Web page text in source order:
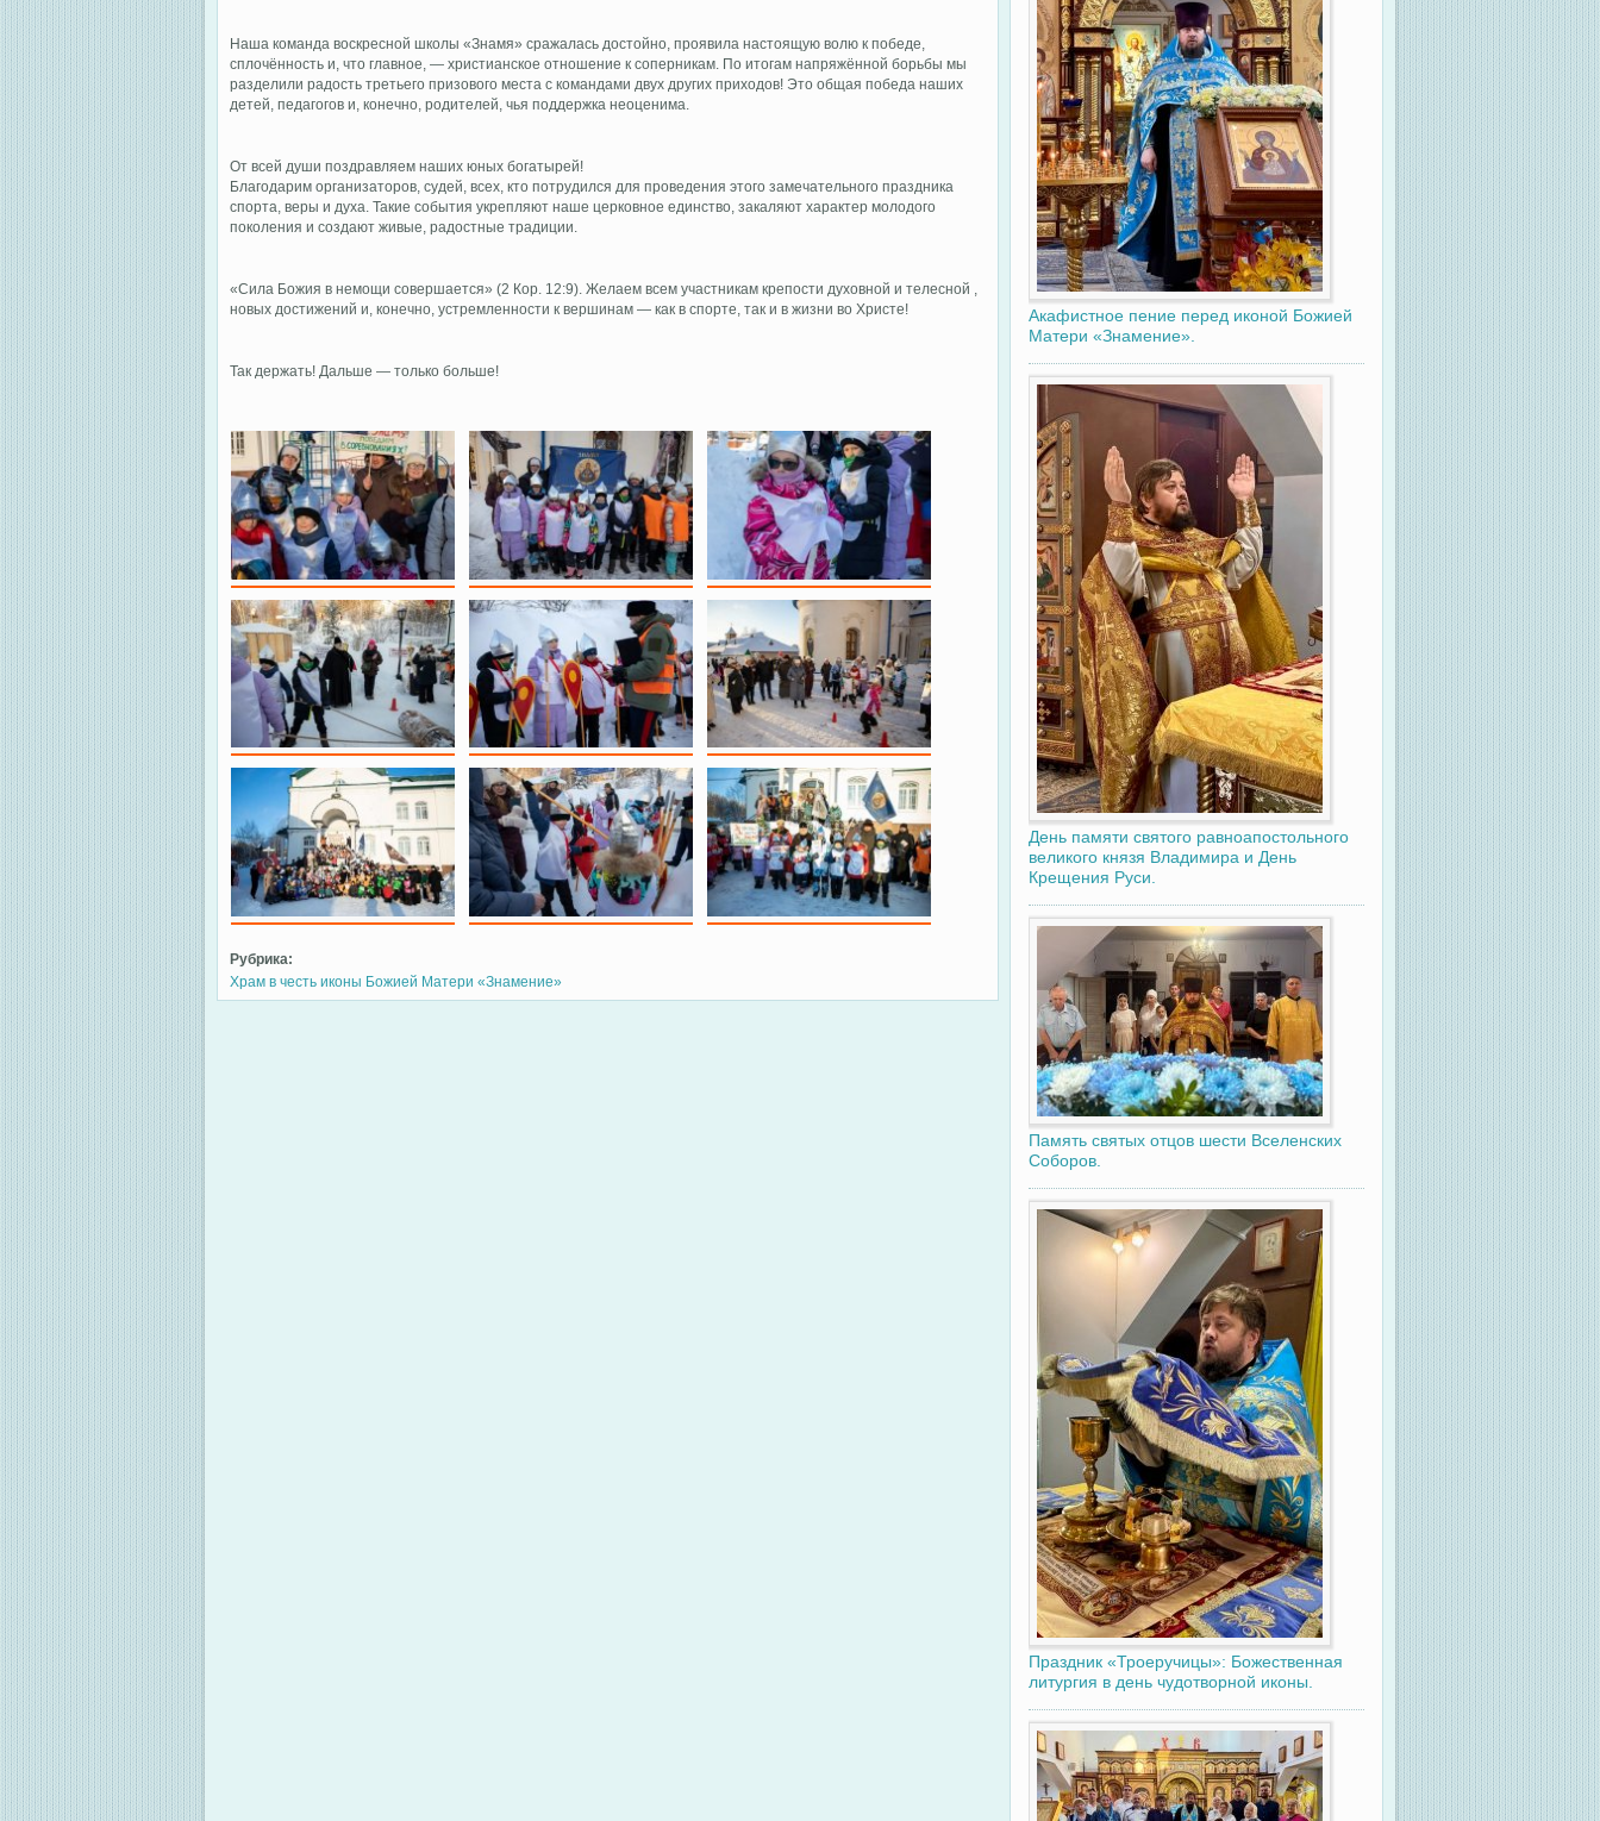
Наша команда воскресной школы «Знамя» сражалась достойно, проявила настоящую волю к победе,
сплочённость и, что главное, — христианское отношение к соперникам. По итогам напряжённой борьбы мы
разделили радость третьего призового места с командами двух других приходов! Это общая победа наших
детей, педагогов и, конечно, родителей, чья поддержка неоценима.
От всей души поздравляем наших юных богатырей!
Благодарим организаторов, судей, всех, кто потрудился для проведения этого замечательного праздника
спорта, веры и духа. Такие события укрепляют наше церковное единство, закаляют характер молодого
поколения и создают живые, радостные традиции.
«Сила Божия в немощи совершается» (2 Кор. 12:9). Желаем всем участникам крепости духовной и телесной ,
новых достижений и, конечно, устремленности к вершинам — как в спорте, так и в жизни во Христе!
Так держать! Дальше — только больше!
Рубрика:
Храм в честь иконы Божией Матери «Знамение»
Акафистное пение перед иконой Божией
Матери «Знамение».
День памяти святого равноапостольного
великого князя Владимира и День
Крещения Руси.
Память святых отцов шести Вселенских
Соборов.
Праздник «Троеручицы»: Божественная
литургия в день чудотворной иконы.